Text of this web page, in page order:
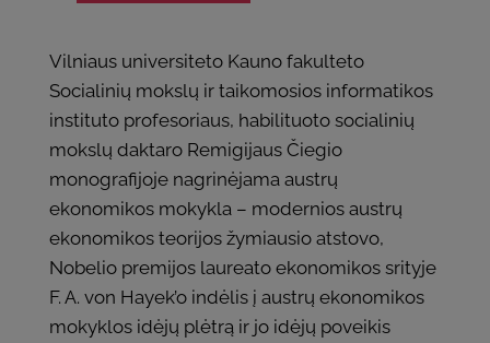
Vilniaus universiteto Kauno fakulteto
Socialinių mokslų ir taikomosios informatikos
instituto profesoriaus, habilituoto socialinių
mokslų daktaro Remigijaus Čiegio
monografijoje nagrinėjama austrų
ekonomikos mokykla – modernios austrų
ekonomikos teorijos žymiausio atstovo,
Nobelio premijos laureato ekonomikos srityje
F. A. von Hayek’o indėlis į austrų ekonomikos
mokyklos idėjų plėtrą ir jo idėjų poveikis